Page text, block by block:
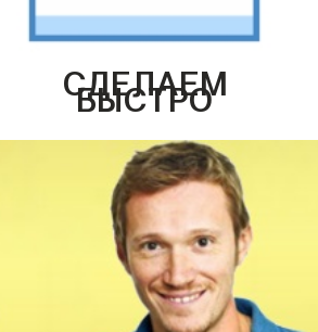
СДЕЛАЕМ
БЫСТРО